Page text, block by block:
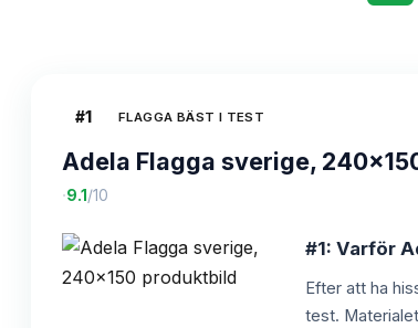
#1 FLAGGA BÄST I TEST
Adela Flagga sverige,
·9.1 /10
#1: Varför
Efter att ha
test.